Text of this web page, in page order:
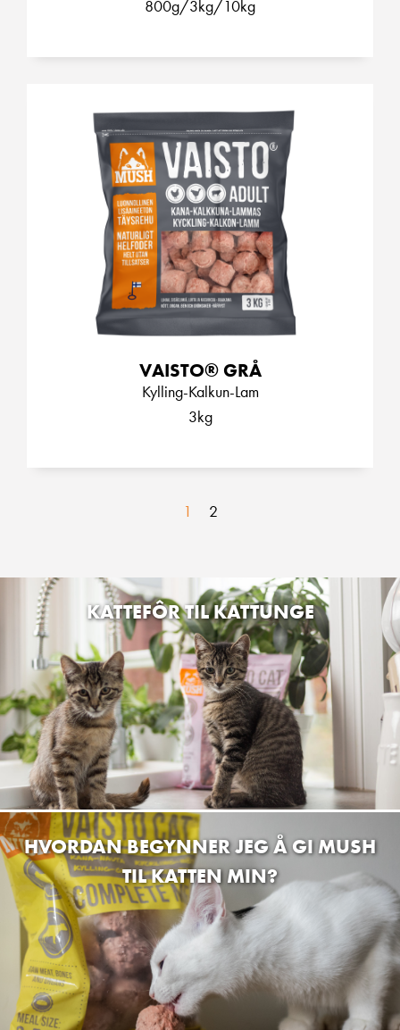
800g/3kg/10kg
VAISTO® GRÅ
Kylling-Kalkun-Lam
3kg
1 2
KATTEFÔR TIL KATTUNGE
HVORDAN BEGYNNER JEG Å GI MUSH
TIL KATTEN MIN?